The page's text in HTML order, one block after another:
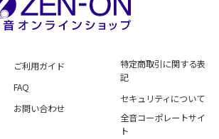
ご利用ガイド
FAQ
お問い合わせ
特定商取引に関する表
記
セキュリティについて
全音コーポレートサイ
ト